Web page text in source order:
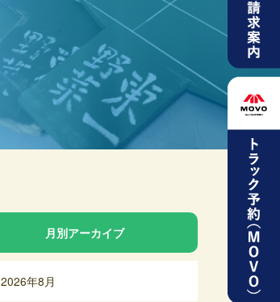
月別アーカイブ
2026年8月